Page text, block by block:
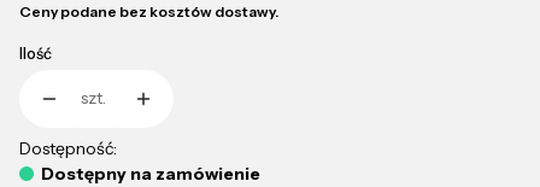
Ceny podane bez kosztów dostawy.
Ilość
szt.
Dostępność:
Dostępny na zamówienie